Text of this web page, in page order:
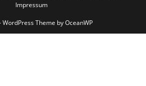
Impressum
WordPress Theme by OceanWP